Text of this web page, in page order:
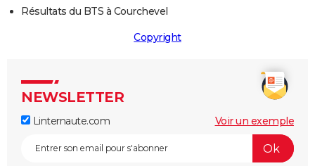
Résultats du BTS à Courchevel
Copyright
NEWSLETTER
Linternaute.com Voir un exemple